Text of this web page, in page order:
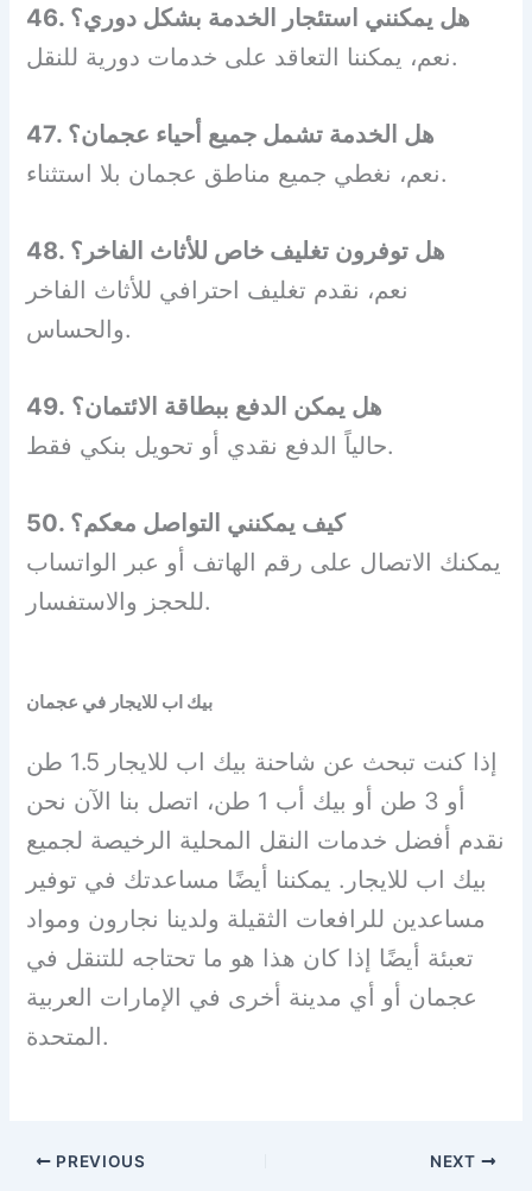
46. هل يمكنني استئجار الخدمة بشكل دوري؟
نعم، يمكننا التعاقد على خدمات دورية للنقل.
47. هل الخدمة تشمل جميع أحياء عجمان؟
نعم، نغطي جميع مناطق عجمان بلا استثناء.
48. هل توفرون تغليف خاص للأثاث الفاخر؟
نعم، نقدم تغليف احترافي للأثاث الفاخر
والحساس.
49. هل يمكن الدفع ببطاقة الائتمان؟
حالياً الدفع نقدي أو تحويل بنكي فقط.
50. كيف يمكنني التواصل معكم؟
يمكنك الاتصال على رقم الهاتف أو عبر الواتساب
للحجز والاستفسار.
بيك اب للايجار في عجمان
إذا كنت تبحث عن شاحنة بيك اب للايجار 1.5 طن
أو 3 طن أو بيك أب 1 طن، اتصل بنا الآن نحن
نقدم أفضل خدمات النقل المحلية الرخيصة لجميع
بيك اب للايجار. يمكننا أيضًا مساعدتك في توفير
مساعدين للرافعات الثقيلة ولدينا نجارون ومواد
تعبئة أيضًا إذا كان هذا هو ما تحتاجه للتنقل في
عجمان أو أي مدينة أخرى في الإمارات العربية
المتحدة.
PREVIOUS NEXT